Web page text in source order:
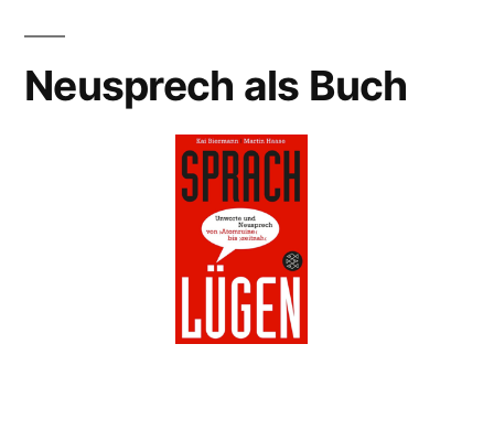
Neusprech als Buch